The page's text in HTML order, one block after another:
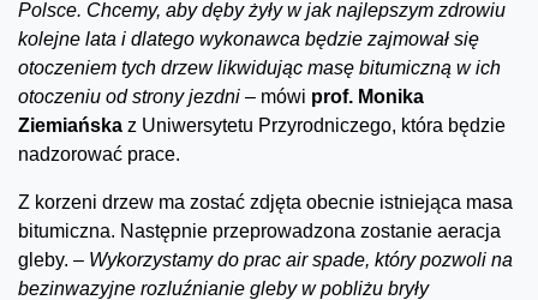
Polsce. Chcemy, aby dęby żyły w jak najlepszym zdrowiu
kolejne lata i dlatego wykonawca będzie zajmował się
otoczeniem tych drzew likwidując masę bitumiczną w ich
otoczeniu od strony jezdni – mówi prof. Monika
Ziemiańska z Uniwersytetu Przyrodniczego, która będzie
nadzorować prace.
Z korzeni drzew ma zostać zdjęta obecnie istniejąca masa
bitumiczna. Następnie przeprowadzona zostanie aeracja
gleby. – Wykorzystamy do prac air spade, który pozwoli na
bezinwazyjne rozluźnianie gleby w pobliżu bryły